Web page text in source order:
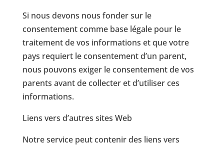
Si nous devons nous fonder sur le
consentement comme base légale pour le
traitement de vos informations et que votre
pays requiert le consentement d’un parent,
nous pouvons exiger le consentement de vos
parents avant de collecter et d’utiliser ces
informations.
Liens vers d’autres sites Web
Notre service peut contenir des liens vers